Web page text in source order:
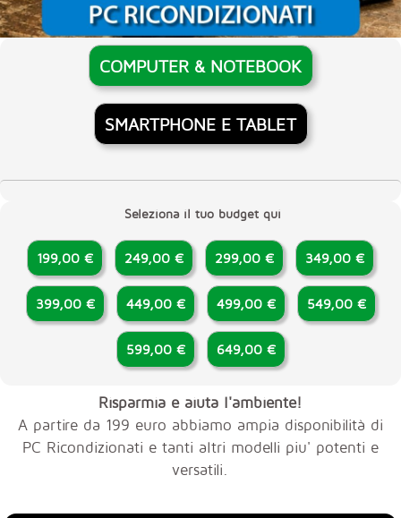
COMPUTER & NOTEBOOK
SMARTPHONE E TABLET
Seleziona il tuo budget qui
199,00 € 249,00 € 299,00 € 349,00 €
399,00 € 449,00 € 499,00 € 549,00 €
599,00 € 649,00 €
Risparmia e aiuta l'ambiente!
A partire da 199 euro abbiamo ampia disponibilità di
PC Ricondizionati e tanti altri modelli piu' potenti e
versatili.